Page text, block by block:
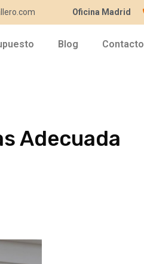
Oficina Madrid
Blog Contacto
Adecuada